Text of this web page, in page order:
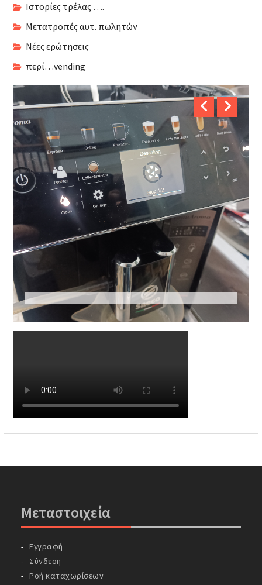
Ιστορίες τρέλας ….
Μετατροπές αυτ. πωλητών
Νέες ερώτησεις
περί…vending
Μεταστοιχεία
Εγγραφή
Σύνδεση
Ροή καταχωρίσεων